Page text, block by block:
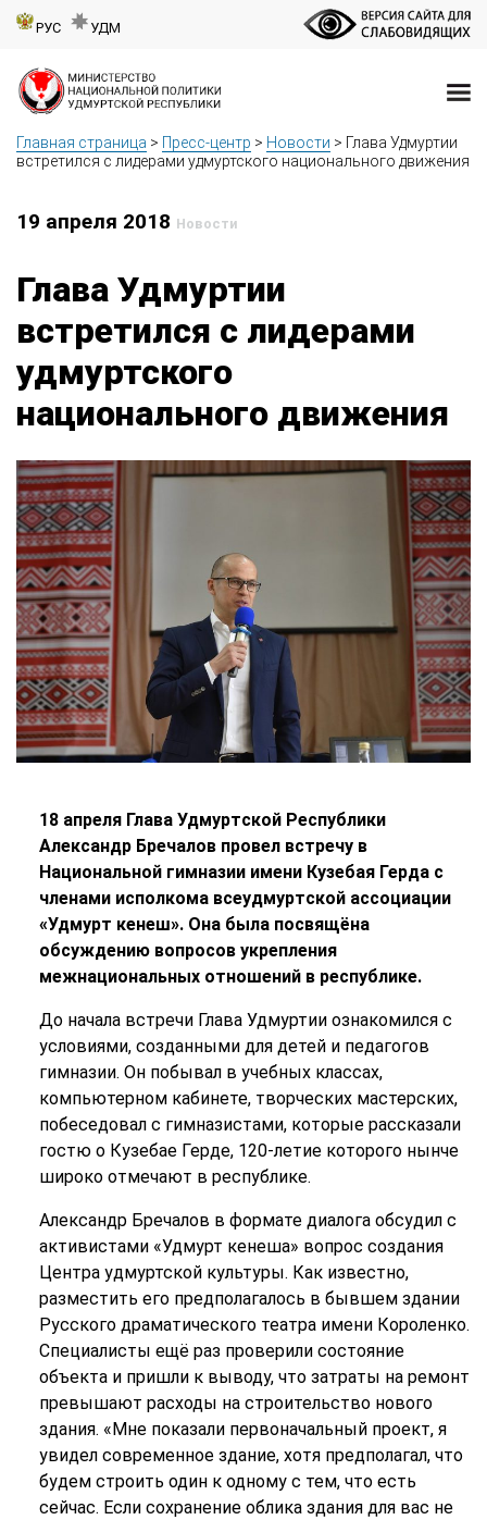
РУС УДМ
Главная страница > Пресс-центр > Новости > Глава Удмуртии
встретился с лидерами удмуртского национального движения
19 апреля 2018 Новости
Глава Удмуртии
встретился с лидерами
удмуртского
национального движения
18 апреля Глава Удмуртской Республики
Александр Бречалов провел встречу в
Национальной гимназии имени Кузебая Герда с
членами исполкома всеудмуртской ассоциации
«Удмурт кенеш». Она была посвящёна
обсуждению вопросов укрепления
межнациональных отношений в республике.
До начала встречи Глава Удмуртии ознакомился с
условиями, созданными для детей и педагогов
гимназии. Он побывал в учебных классах,
компьютерном кабинете, творческих мастерских,
побеседовал с гимназистами, которые рассказали
гостю о Кузебае Герде, 120-летие которого нынче
широко отмечают в республике.
Александр Бречалов в формате диалога обсудил с
активистами «Удмурт кенеша» вопрос создания
Центра удмуртской культуры. Как известно,
разместить его предполагалось в бывшем здании
Русского драматического театра имени Короленко.
Специалисты ещё раз проверили состояние
объекта и пришли к выводу, что затраты на ремонт
превышают расходы на строительство нового
здания. «Мне показали первоначальный проект, я
увидел современное здание, хотя предполагал, что
будем строить один к одному с тем, что есть
сейчас. Если сохранение облика здания для вас не